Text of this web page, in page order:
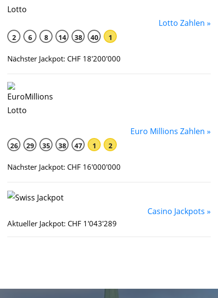
Lotto Zahlen »
2 6 8 14 38 40 1
Nächster Jackpot: CHF 18'200'000
Euro Millions Zahlen »
26 29 35 38 47 1 2
Nächster Jackpot: CHF 16'000'000
Casino Jackpots »
Aktueller Jackpot: CHF 1'043'289